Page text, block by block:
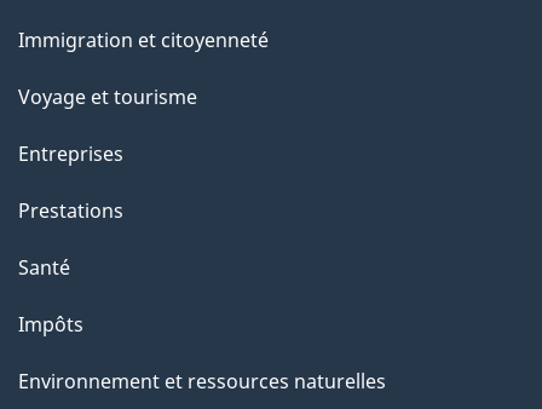
sujets
Immigration et citoyenneté
Voyage et tourisme
Entreprises
Prestations
Santé
Impôts
Environnement et ressources naturelles